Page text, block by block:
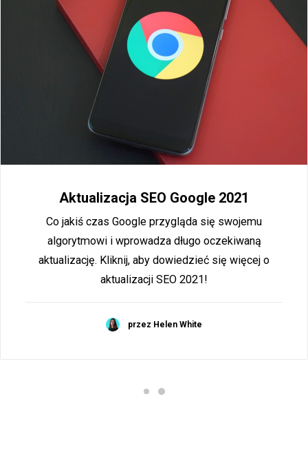
Aktualizacja SEO Google 2021
Co jakiś czas Google przygląda się swojemu
algorytmowi i wprowadza długo oczekiwaną
aktualizację. Kliknij, aby dowiedzieć się więcej o
aktualizacji SEO 2021!
przez Helen White